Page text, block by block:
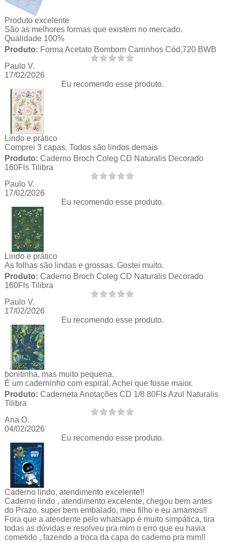
Produto excelente
São as melhores formas que existem no mercado.
Qualidade 100%
Produto: Forma Acetato Bombom Carrinhos Cód.720 BWB
Paulo V.
17/02/2026
Eu recomendo esse produto.
Lindo e prático
Comprei 3 capas. Todos são lindos demais
Produto: Caderno Broch Coleg CD Naturalis Decorado
160Fls Tilibra
Paulo V.
17/02/2026
Eu recomendo esse produto.
Lindo e prático
As folhas são lindas e grossas. Gostei muito.
Produto: Caderno Broch Coleg CD Naturalis Decorado
160Fls Tilibra
Paulo V.
17/02/2026
Eu recomendo esse produto.
bonitinha, mas muito pequena.
È um caderninho com espiral. Achei que fosse maior.
Produto: Caderneta Anotações CD 1/8 80Fls Azul Naturalis
Tilibra
Ana O.
04/02/2026
Eu recomendo esse produto.
Caderno lindo, atendimento excelente!!
Caderno lindo , atendimento excelente, chegou bem antes
do Prazo, super bem embalado, meu filho e eu amamos!!
Fora que a atendente pelo whatsapp é muito simpática, tira
todas as dúvidas e resolveu pra mim o erro que eu havia
cometido , fazendo a troca da capa do caderno pra mim!!